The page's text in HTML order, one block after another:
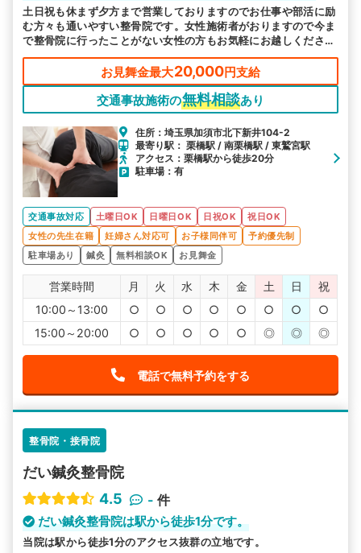
土日祝も休まず夕方まで営業しておりますのでお仕事や部活に励
む方々も通いやすい整骨院です。女性施術者がおりますので今ま
で整骨院に行ったことがない女性の方もお気軽にお越しくださ
い。お子様を連れてのご来院も歓迎です。
お見舞金最大20,000円支給
交通事故施術の無料相談あり
住所：埼玉県加須市北下新井104-2
最寄り駅： 栗橋駅 / 南栗橋駅 / 東鷲宮駅
アクセス：栗橋駅から徒歩20分
駐車場：有
交通事故対応 土曜日OK 日曜日OK 日祝OK
祝日OK
女性の先生在籍
妊婦さん対応可 お子様同伴可
予約優先制
駐車場あり
鍼灸 無料相談OK お見舞金
営業時間 月 火 水 木 金 土 日
祝
10:00～13:00
○ ○ ○ ○ ○ ○ ○
○
15:00～20:00
○ ○ ○ ○ ○ ◎ ◎ ◎
電話で無料予約をする
整骨院・接骨院
だい鍼灸整骨院
4.5
- 件
だい鍼灸整骨院は駅から徒歩1分です。
当院は駅から徒歩1分のアクセス抜群の立地です。